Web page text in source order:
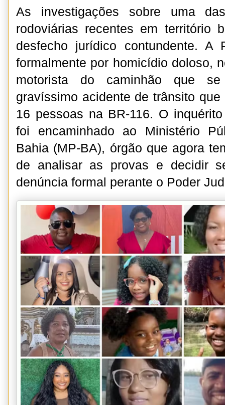
As investigações sobre uma
rodoviárias recentes em território
desfecho jurídico contundente. A
formalmente por homicídio doloso,
motorista do caminhão que
gravíssimo acidente de trânsito
16 pessoas na BR-116. O
foi encaminhado ao Ministério
Bahia (MP-BA), órgão que agora
de analisar as provas e decidir
denúncia formal perante o Poder